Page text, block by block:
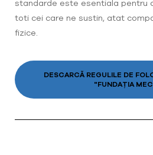
standarde este esentiala pentru
toti cei care ne sustin, atat
fizice.
DESCARCĂ REGULILE DE
"FUNDAȚIA